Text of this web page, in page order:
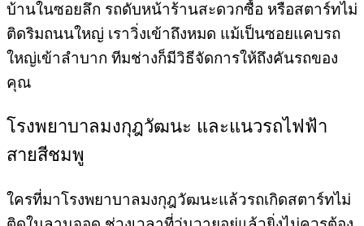
บ้านในซอยลึก รถดับหน้าร้านสะดวกซื้อ หรือสตาร์ทไม่
ติดริมถนนใหญ่ เราวิ่งเข้าถึงหมด แม้เป็นซอยแคบรถ
ใหญ่เข้าลำบาก ทีมช่างก็มีวิธีจัดการให้ถึงคันรถของ
คุณ
โรงพยาบาลมงกุฎวัฒนะ และแนวรถไฟฟ้า
สายสีชมพู
ใครที่มาโรงพยาบาลมงกุฎวัฒนะแล้วรถเกิดสตาร์ทไม่